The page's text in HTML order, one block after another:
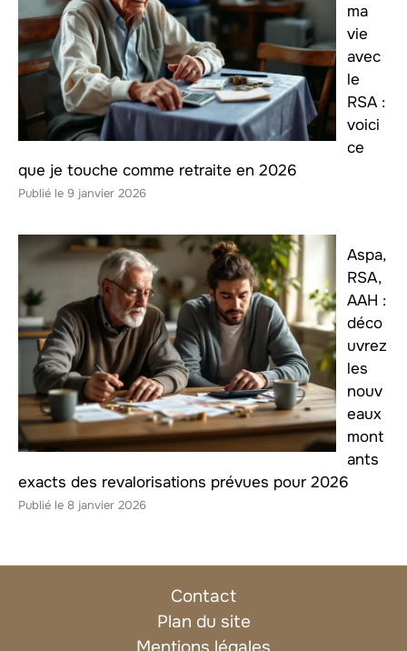
ma
vie
avec
le
RSA :
voici
ce
que je touche comme retraite en 2026
9 janvier 2026
Aspa,
RSA,
AAH :
déco
uvrez
les
nouv
eaux
mont
ants
exacts des revalorisations prévues pour 2026
8 janvier 2026
Contact
Plan du site